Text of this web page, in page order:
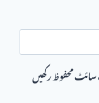
محفوظ رکھیں